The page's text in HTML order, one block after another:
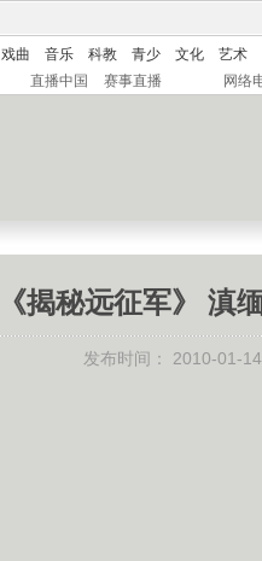
戏曲 音乐 科教 青少 文化
艺术
直播中国 赛事直播 网络
《揭秘远征军》 滇
发布时间： 2010-01-